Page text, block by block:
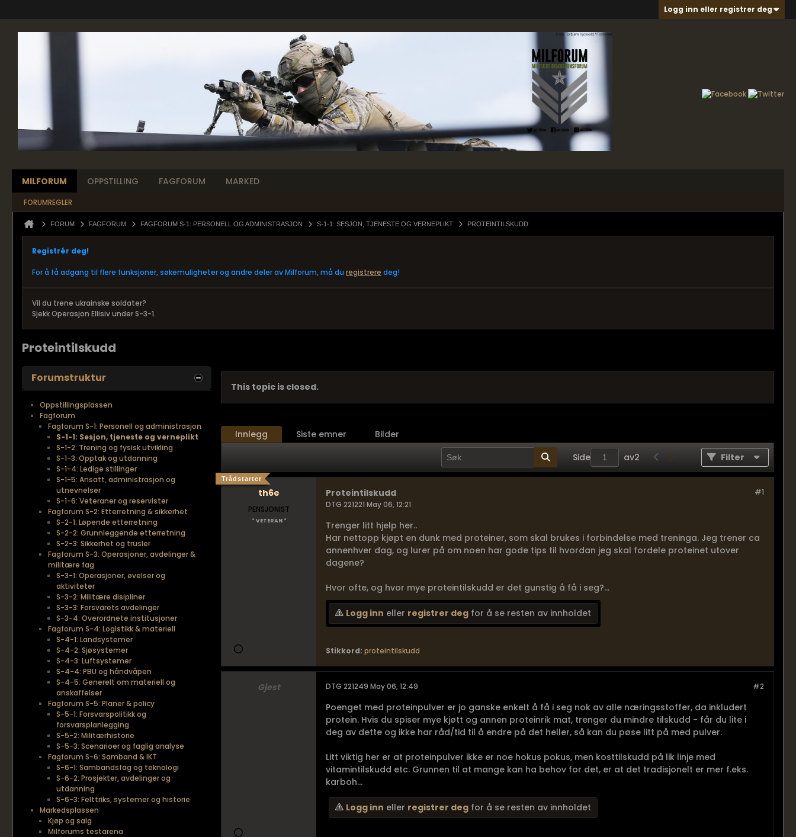
Logg inn eller registrer deg
MILFORUM OPPSTILLING FAGFORUM MARKED
FORUMREGLER
FORUM FAGFORUM FAGFORUM S-1: PERSONELL OG ADMINISTRASJON S-1-1: SESJON, TJENESTE OG VERNEPLIKT PROTEINTILSKUDD
Registrér deg!
For å få adgang til flere funksjoner, søkemuligheter og andre deler av Milforum, må du registrere deg!
Vil du trene ukrainske soldater?
Sjekk Operasjon Ellisiv under S-3-1.
Proteintilskudd
This topic is closed.
Innlegg Siste emner
Bilder
Side
av2 Filter
th6e
Trådstarter
PENSJONIST
* VETERAN *
#1
Proteintilskudd
DTG 221221 May 06, 12:21
Trenger litt hjelp her..
Har nettopp kjøpt en dunk med proteiner, som skal brukes i forbindelse med treninga. Jeg trener ca
annenhver dag, og lurer på om noen har gode tips til hvordan jeg skal fordele proteinet utover
dagene?
Hvor ofte, og hvor mye proteintilskudd er det gunstig å få i seg?...
Logg inn eller registrer deg for å se resten av innholdet
Stikkord: proteintilskudd
Gjest #2
DTG 221249 May 06, 12:49
Poenget med proteinpulver er jo ganske enkelt å få i seg nok av alle næringsstoffer, da inkludert
protein. Hvis du spiser mye kjøtt og annen proteinrik mat, trenger du mindre tilskudd - får du lite i
deg av dette og ikke har råd/tid til å endre på det heller, så kan du pøse litt på med pulver.
Litt viktig her er at proteinpulver ikke er noe hokus pokus, men kosttilskudd på lik linje med
vitamintilskudd etc. Grunnen til at mange kan ha behov for det, er at det tradisjonelt er mer f.eks.
karboh...
Logg inn eller registrer deg for å se resten av innholdet
Forumstruktur
Oppstillingsplassen
Fagforum
Fagforum S-1: Personell og administrasjon
S-1-1: Sesjon, tjeneste og verneplikt
S-1-2: Trening og fysisk utvikling
S-1-3: Opptak og utdanning
S-1-4: Ledige stillinger
S-1-5: Ansatt, administrasjon og
utnevnelser
S-1-6: Veteraner og reservister
Fagforum S-2: Etterretning & sikkerhet
S-2-1: Løpende etterretning
S-2-2: Grunnleggende etterretning
S-2-3: Sikkerhet og trusler
Fagforum S-3: Operasjoner, avdelinger &
militære fag
S-3-1: Operasjoner, øvelser og
aktiviteter
S-3-2: Militære disipliner
S-3-3: Forsvarets avdelinger
S-3-4: Overordnete institusjoner
Fagforum S-4: Logistikk & materiell
S-4-1: Landsystemer
S-4-2: Sjøsystemer
S-4-3: Luftsystemer
S-4-4: PBU og håndvåpen
S-4-5: Generelt om materiell og
anskaffelser
Fagforum S-5: Planer & policy
S-5-1: Forsvarspolitikk og
forsvarsplanlegging
S-5-2: Militærhistorie
S-5-3: Scenarioer og faglig analyse
Fagforum S-6: Samband & IKT
S-6-1: Sambandsfag og teknologi
S-6-2: Prosjekter, avdelinger og
utdanning
S-6-3: Felttriks, systemer og historie
Markedsplassen
Kjøp og salg
Milforums testarena